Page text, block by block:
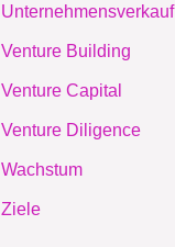
Unternehmensverkauf
Venture Building
Venture Capital
Venture Diligence
Wachstum
Ziele